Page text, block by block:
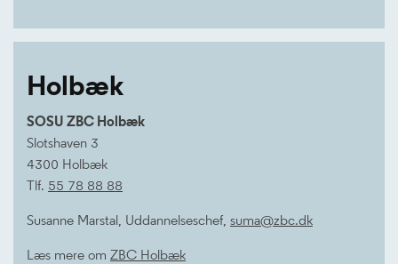
Holbæk
SOSU ZBC Holbæk
Slotshaven 3
4300 Holbæk
Tlf. 55 78 88 88
Susanne Marstal, Uddannelseschef, suma@zbc.dk
Læs mere om ZBC Holbæk